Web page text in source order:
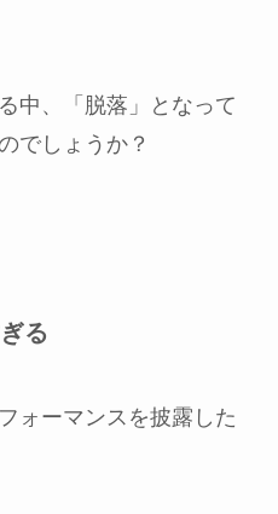
中、「脱落」となって
でしょうか？
る
ォーマンスを披露した